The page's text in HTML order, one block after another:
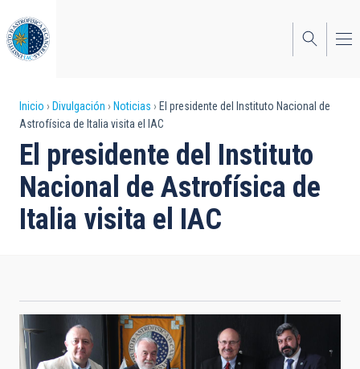
al
contenido
principal
Sobrescribir
enlaces
de
ayuda
a
Inicio Divulgación Noticias
El presidente del Instituto Nacional de
Astrofísica de Italia visita el IAC
El presidente del Instituto
Nacional de Astrofísica de
Italia visita el IAC